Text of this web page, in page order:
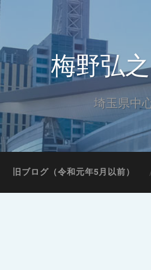
梅野弘
埼玉県中
旧ブログ（令和元年5月以前）